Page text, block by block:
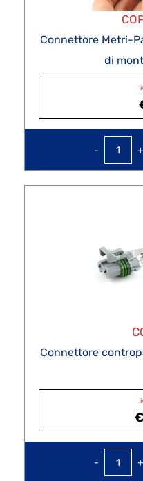
Connettore Metri-
di
Connettore